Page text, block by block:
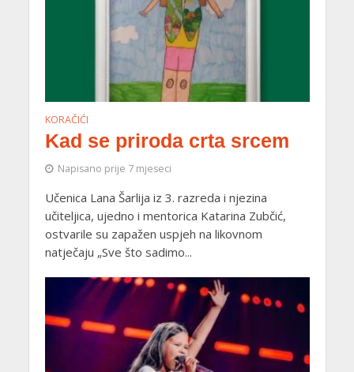
KORAČIĆI
Kad se priroda crta srcem
Napisano prije 7 mjeseci
Učenica Lana Šarlija iz 3. razreda i njezina
učiteljica, ujedno i mentorica Katarina Zubčić,
ostvarile su zapažen uspjeh na likovnom
natječaju „Sve što sadimo...